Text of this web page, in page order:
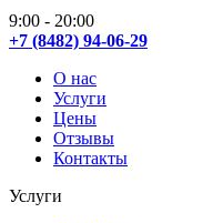
9:00 - 20:00
+7 (8482) 94-06-29
О нас
Услуги
Цены
Отзывы
Контакты
Услуги